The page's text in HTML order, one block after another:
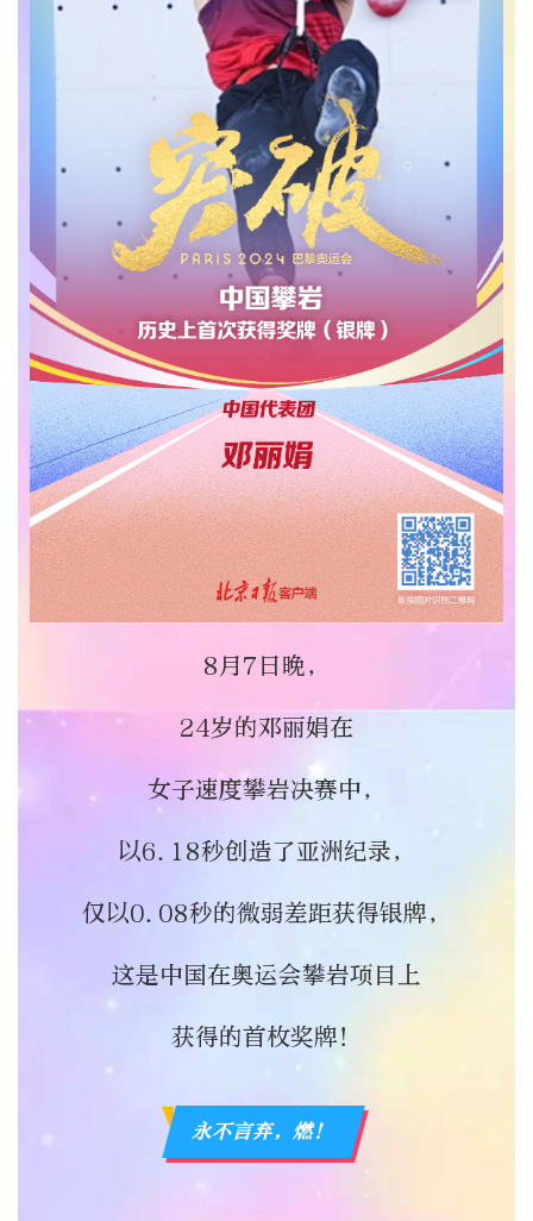
8月7日晚，
24岁的邓丽娟在
女子速度攀岩决赛中，
以6.18秒创造了亚洲纪录，
仅以0.08秒的微弱差距获得银牌，
这是中国在奥运会攀岩项目上
获得的首枚奖牌！
永不言弃，燃！